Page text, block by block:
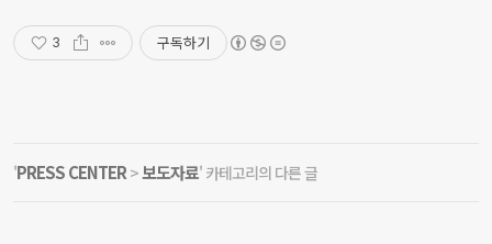
3 구독하기
'PRESS CENTER>보도자료' 카테고리의 다른 글